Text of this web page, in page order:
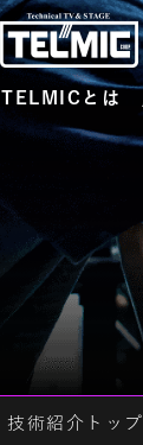
TELMICとは
技術紹介トップ